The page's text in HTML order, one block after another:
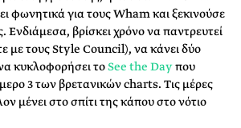
φωνητικά για τους Wham και ξεκινούσε
Ενδιάμεσα, βρίσκει χρόνο να παντρευτεί
με τους Style Council), να κάνει δύο
κυκλοφορήσει τοSee the Dayπου
3 των βρετανικών charts. Τις μέρες
μένει στο σπίτι της κάπου στο νότιο